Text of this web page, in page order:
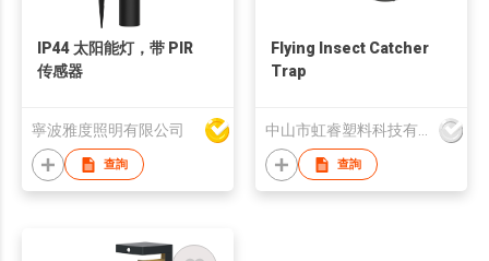
IP44 太阳能灯，带 PIR
传感器
寧波雅度照明有限公司
查詢
Flying Insect Catcher
Trap
查詢